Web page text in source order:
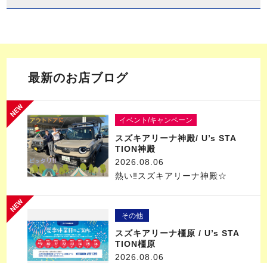
最新のお店ブログ
イベント/キャンペーン
スズキアリーナ神殿/ U’s STA
TION神殿
2026.08.06
熱い‼スズキアリーナ神殿☆
その他
スズキアリーナ橿原 / U’s STA
TION橿原
2026.08.06